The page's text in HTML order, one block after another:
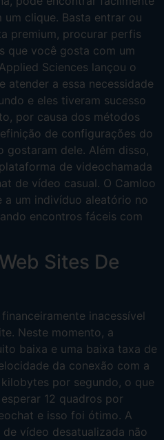
clique. Basta entrar ou
premium, procurar perfis
que você gosta com um
Sciences lançou o
atender a essa necessidade
e eles tiveram sucesso
por causa dos métodos
de configurações do
gostaram dele. Além disso,
de videochamada
de vídeo casual. O Camloo
um indivíduo aleatório no
encontros fáceis com
Sites De
inacessível
Neste momento, a
baixa e uma baixa taxa de
da conexão com a
por segundo, o que
12 quadros por
e isso foi ótimo. A
vídeo desatualizada não